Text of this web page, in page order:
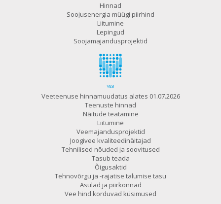
Hinnad
Soojusenergia müügi piirhind
Liitumine
Lepingud
Soojamajandusprojektid
Veeteenuse hinnamuudatus alates 01.07.2026
Teenuste hinnad
Näitude teatamine
Liitumine
Veemajandusprojektid
Joogivee kvaliteedinäitajad
Tehnilised nõuded ja soovitused
Tasub teada
Õigusaktid
Tehnovõrgu ja -rajatise talumise tasu
Asulad ja piirkonnad
Vee hind korduvad küsimused